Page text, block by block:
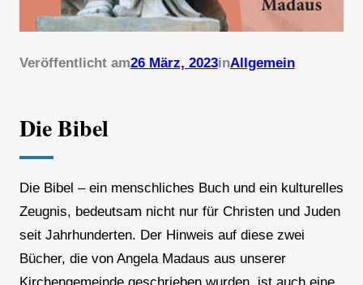
Veröffentlicht am26 März, 2023inAllgemein
Die Bibel
Die Bibel – ein menschliches Buch und ein kulturelles
Zeugnis, bedeutsam nicht nur für Christen und Juden
seit Jahrhunderten. Der Hinweis auf diese zwei
Bücher, die von Angela Madaus aus unserer